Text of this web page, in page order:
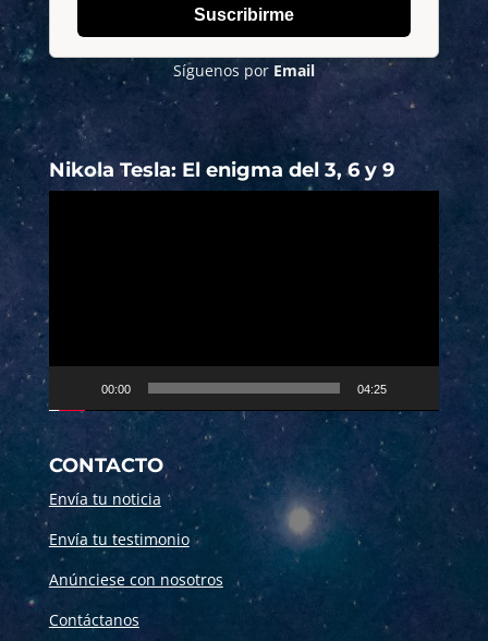
Suscribirme
Síguenos por Email
Nikola Tesla: El enigma del 3, 6 y 9
00:00 04:25
CONTACTO
Envía tu noticia
Envía tu testimonio
Anúnciese con nosotros
Contáctanos